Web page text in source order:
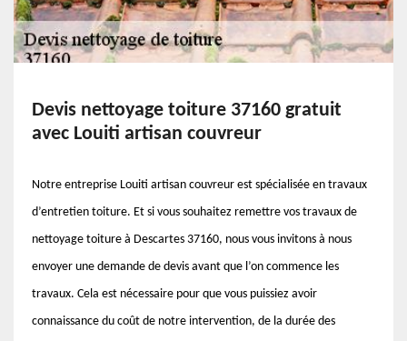
Devis nettoyage toiture 37160 gratuit
avec Louiti artisan couvreur
Notre entreprise Louiti artisan couvreur est spécialisée en travaux
d’entretien toiture. Et si vous souhaitez remettre vos travaux de
nettoyage toiture à Descartes 37160, nous vous invitons à nous
envoyer une demande de devis avant que l’on commence les
travaux. Cela est nécessaire pour que vous puissiez avoir
connaissance du coût de notre intervention, de la durée des